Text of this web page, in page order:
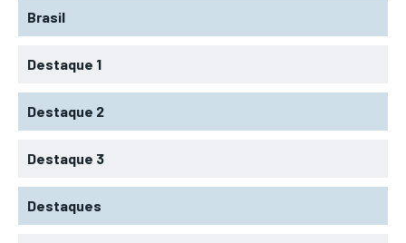
Brasil
Destaque 1
Destaque 2
Destaque 3
Destaques